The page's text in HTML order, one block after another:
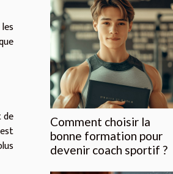
de
Comment choisir la
bonne formation pour
devenir coach sportif ?